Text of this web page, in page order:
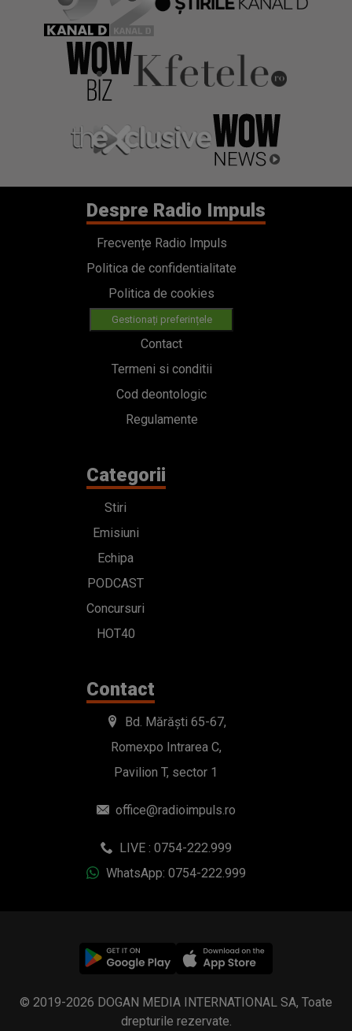
Despre Radio Impuls
Frecvențe Radio Impuls
Politica de confidentialitate
Politica de cookies
Gestionați preferințele
Contact
Termeni si conditii
Cod deontologic
Regulamente
Categorii
Stiri
Emisiuni
Echipa
PODCAST
Concursuri
HOT40
Contact
Bd. Mărăști 65-67,
Romexpo Intrarea C,
Pavilion T, sector 1
office@radioimpuls.ro
LIVE : 0754-222.999
WhatsApp: 0754-222.999
© 2019-2026 DOGAN MEDIA INTERNATIONAL SA, Toate
drepturile rezervate.